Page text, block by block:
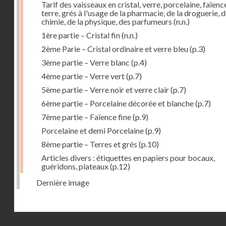
Tarif des vaisseaux en cristal, verre, porcelaine,
terre, grés à l'usage de la pharmacie, de la droguerie,
chimie, de la physique, des parfumeurs (n.n.)
1ère partie – Cristal fin(n.n.)
2ème Parie – Cristal ordinaire et verre bleu(p.3)
3ème partie – Verre blanc (p.4)
4ème partie – Verre vert(p.7)
5ème partie – Verre noir et verre clair(p.7)
6ème partie – Porcelaine décorée et blanche(p.7)
7ème partie – Faïence fine(p.9)
Porcelaine et demi Porcelaine(p.9)
8ème partie – Terres et grés (p.10)
Articles divers : étiquettes en papiers pour bocaux,
guéridons, plateaux(p.12)
Dernière image